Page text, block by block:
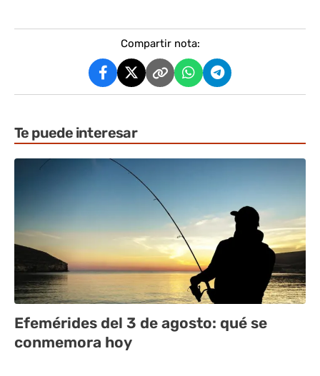
Compartir nota:
Te puede interesar
Efemérides del 3 de agosto: qué se
conmemora hoy